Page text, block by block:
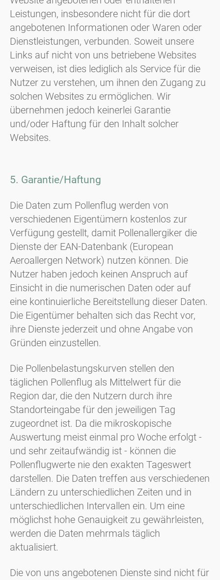
Leistungen, insbesondere nicht für die dort
angebotenen Informationen oder Waren oder
Dienstleistungen, verbunden. Soweit unsere
Links auf nicht von uns betriebene Websites
verweisen, ist dies lediglich als Service für die
Nutzer zu verstehen, um ihnen den Zugang zu
solchen Websites zu ermöglichen. Wir
übernehmen jedoch keinerlei Garantie
und/oder Haftung für den Inhalt solcher
Websites.
5. Garantie/Haftung
Die Daten zum Pollenflug werden von
verschiedenen Eigentümern kostenlos zur
Verfügung gestellt, damit Pollenallergiker die
Dienste der EAN-Datenbank (European
Aeroallergen Network) nutzen können. Die
Nutzer haben jedoch keinen Anspruch auf
Einsicht in die numerischen Daten oder auf
eine kontinuierliche Bereitstellung dieser Daten.
Die Eigentümer behalten sich das Recht vor,
ihre Dienste jederzeit und ohne Angabe von
Gründen einzustellen.
Die Pollenbelastungskurven stellen den
täglichen Pollenflug als Mittelwert für die
Region dar, die den Nutzern durch ihre
Standorteingabe für den jeweiligen Tag
zugeordnet ist. Da die mikroskopische
Auswertung meist einmal pro Woche erfolgt -
und sehr zeitaufwändig ist - können die
Pollenflugwerte nie den exakten Tageswert
darstellen. Die Daten treffen aus verschiedenen
Ländern zu unterschiedlichen Zeiten und in
unterschiedlichen Intervallen ein. Um eine
möglichst hohe Genauigkeit zu gewährleisten,
werden die Daten mehrmals täglich
aktualisiert.
Die von uns angebotenen Dienste sind nicht für